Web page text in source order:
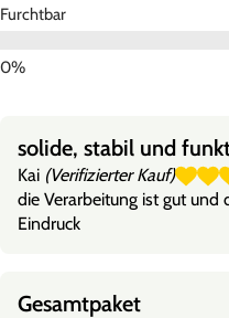
Furchtbar
solide, stabil und
Kai (Verifizierter Kauf)
die Verarbeitung ist gut
Eindruck
Gesamtpaket